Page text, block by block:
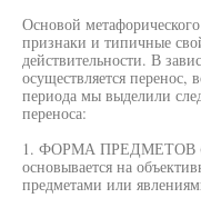
Основой
признаки и типичные
действительности. В
осуществляется перенос,
периода мы выделили
переноса:
1. ФОРМА ПРЕДМЕТОВ
основывается на
предметами или